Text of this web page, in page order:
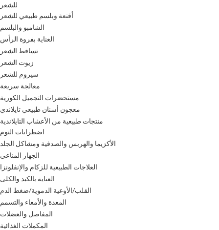
للشعر
أقنعة وبلسم طبيعي للشعر
الشامبو والبلسم
العناية بفروة الرأس
تساقط الشعر
زيوت الشعر
سيروم للشعر
معالجة سريعة
مستحضرات التجميل الكورية
معجون أسنان طبيعي تايلاندي
منتجات طبيعية من الأعشاب التايلاندية
اضطرابات النوم
الأكزيما والهربس والصدفية ومشاكل الجلد
الجهاز المناعي
العلاجات الطبيعية للزكام والإنفلونزا
العناية بالكبد والكلى
القلب/الأوعية الدموية/ضغط الدم
المعدة والأمعاء والتسمم
المفاصل والعضلات
المكملات الغذائية